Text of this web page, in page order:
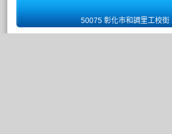
50075 彰化市和調里工校街